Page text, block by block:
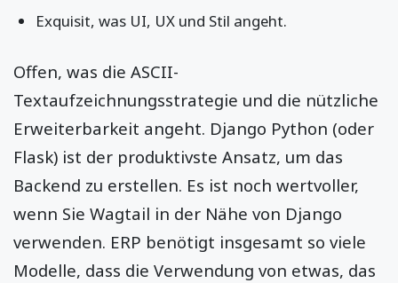
Exquisit, was UI, UX und Stil angeht.
Offen, was die ASCII-
Textaufzeichnungsstrategie und die nützliche
Erweiterbarkeit angeht. Django Python (oder
Flask) ist der produktivste Ansatz, um das
Backend zu erstellen. Es ist noch wertvoller,
wenn Sie Wagtail in der Nähe von Django
verwenden. ERP benötigt insgesamt so viele
Modelle, dass die Verwendung von etwas, das